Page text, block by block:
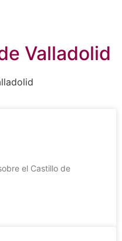
Valladolid
el Castillo de